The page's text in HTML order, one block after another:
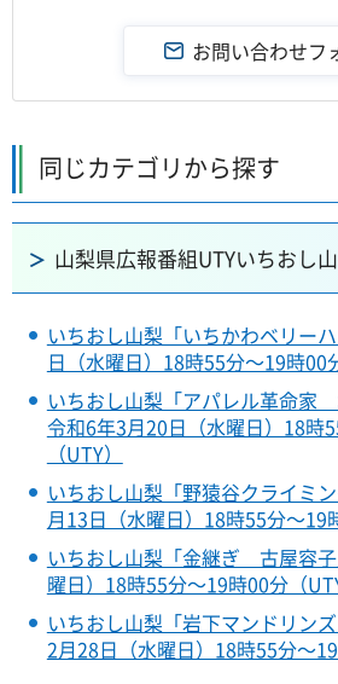
同じカテゴリから探す
山梨県広報番組UTYいちおし
いちおし山梨「いちかわベリー
日（水曜日）18時55分～19時00
いちおし山梨「アパレル革命家
令和6年3月20日（水曜日）18時
（UTY）
いちおし山梨「野猿谷クライミ
月13日（水曜日）18時55分～19
いちおし山梨「金継ぎ 古屋容
曜日）18時55分～19時00分（UTY
いちおし山梨「岩下マンドリン
2月28日（水曜日）18時55分～19